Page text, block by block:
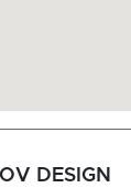
DESIGN